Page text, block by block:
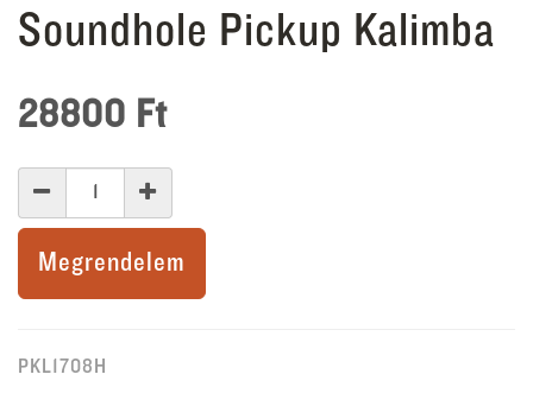
Soundhole Pickup Kalimba
28800 Ft
Megrendelem
PKL1708H